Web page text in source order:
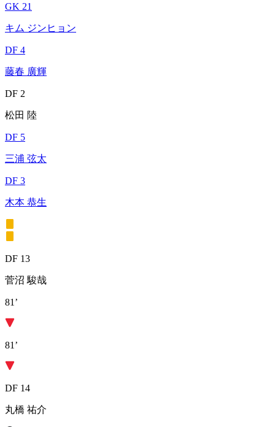
GK 21
キム ジンヒョン
DF 4
藤春 廣輝
DF 2
松田 陸
DF 5
三浦 弦太
DF 3
木本 恭生
DF 13
菅沼 駿哉
81’
81’
DF 14
丸橋 祐介